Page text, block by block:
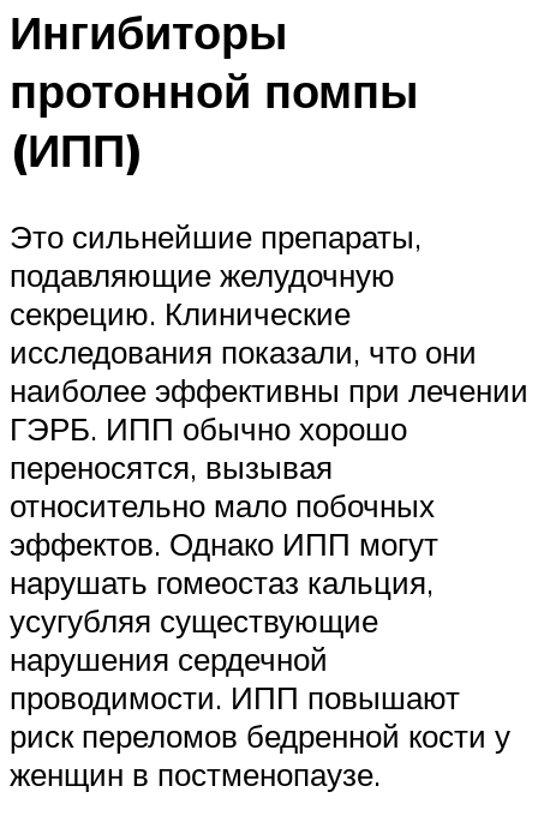
Ингибиторы
протонной помпы
(ИПП)
Это сильнейшие препараты,
подавляющие желудочную
секрецию. Клинические
исследования показали, что они
наиболее эффективны при лечении
ГЭРБ. ИПП обычно хорошо
переносятся, вызывая
относительно мало побочных
эффектов. Однако ИПП могут
нарушать гомеостаз кальция,
усугубляя существующие
нарушения сердечной
проводимости. ИПП повышают
риск переломов бедренной кости у
женщин в постменопаузе.